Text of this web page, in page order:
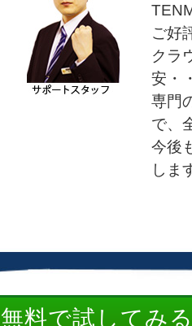
ご好
クラ
安・
専門
で、
今後
しま
無料で試してみる